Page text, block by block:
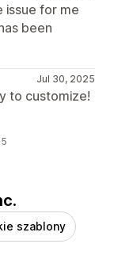
issue for me
been
Jul 30, 2025
to customize!
szablony